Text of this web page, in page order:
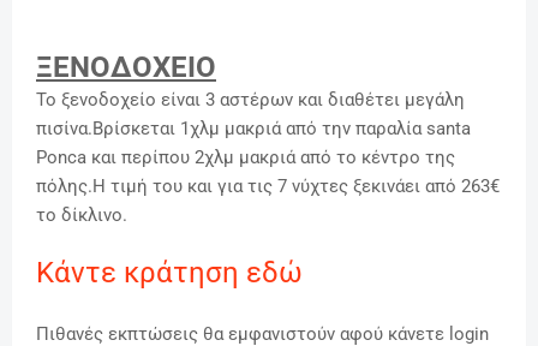
ΞΕΝΟΔΟΧΕΙΟ
Το ξενοδοχείο είναι 3 αστέρων και διαθέτει μεγάλη
πισίνα.Βρίσκεται 1χλμ μακριά από την παραλία santa
Ponca και περίπου 2χλμ μακριά από το κέντρο της
πόλης.Η τιμή του και για τις 7 νύχτες ξεκινάει από 263€
το δίκλινο.
Κάντε κράτηση εδώ
Πιθανές εκπτώσεις θα εμφανιστούν αφού κάνετε login